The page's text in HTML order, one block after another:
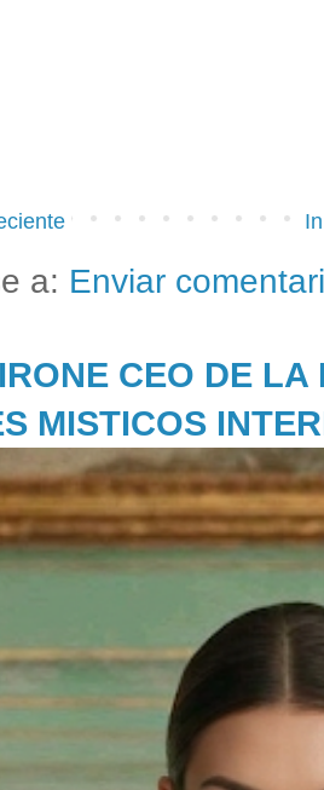
a: Enviar
CEO DE LA
MISTICOS